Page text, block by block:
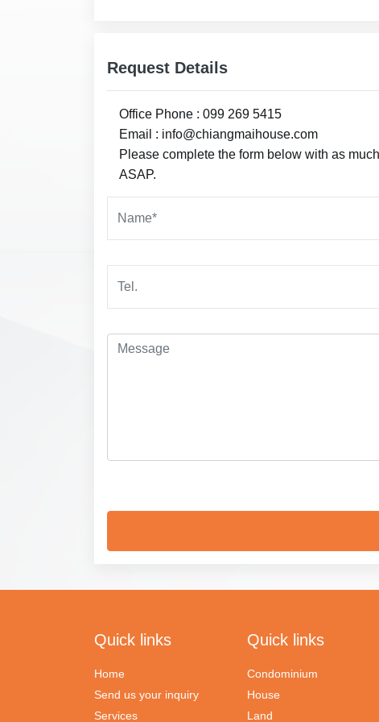
Request Details
Office Phone : 099 269 5415
Email : info@chiangmaihouse.com
Please complete the form below with as
ASAP.
Quick links
Home
Send us your inquiry
Services
Quick links
Condominium
House
Land